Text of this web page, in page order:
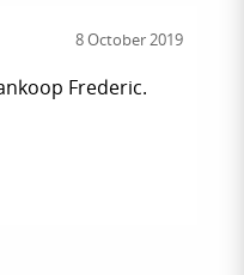
8 October 2019
Frederic.